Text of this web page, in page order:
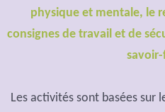
physique et mentale, le
consignes de travail et de
Les activités sont basées sur